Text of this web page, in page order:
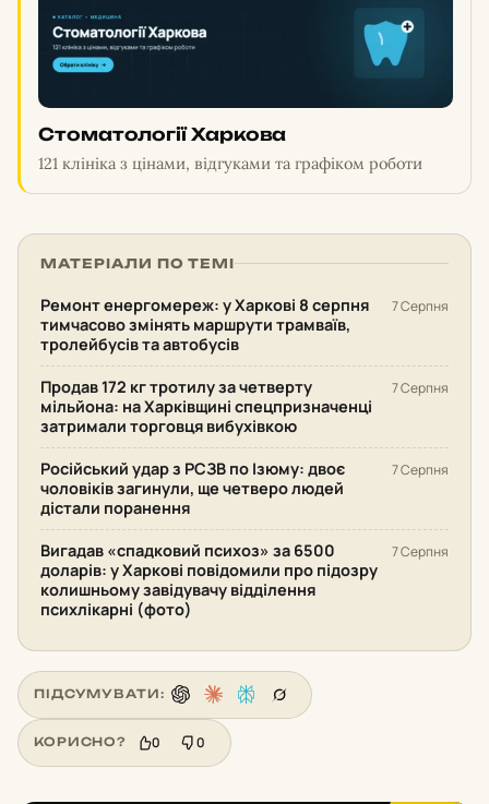
Стоматології Харкова
121 клініка з цінами, відгуками та графіком роботи
МАТЕРІАЛИ ПО ТЕМІ
Ремонт енергомереж: у Харкові 8 серпня
тимчасово змінять маршрути трамваїв,
тролейбусів та автобусів
7 Серпня
Продав 172 кг тротилу за четверту
мільйона: на Харківщині спецпризначенці
затримали торговця вибухівкою
7 Серпня
Російський удар з РСЗВ по Ізюму: двоє
чоловіків загинули, ще четверо людей
дістали поранення
7 Серпня
Вигадав «спадковий психоз» за 6500
доларів: у Харкові повідомили про підозру
колишньому завідувачу відділення
психлікарні (фото)
7 Серпня
ПІДСУМУВАТИ:
КОРИСНО? 0 0